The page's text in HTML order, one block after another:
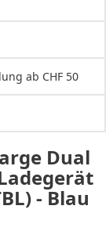
ab CHF 50
Dual
- Blau